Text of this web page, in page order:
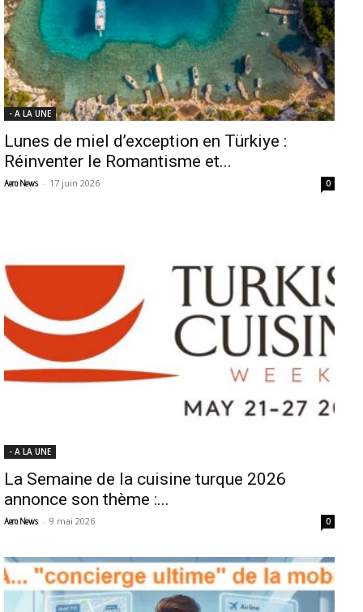
- A LA UNE
Lunes de miel d’exception en Türkiye :
Réinventer le Romantisme et...
Aero News - 17 juin 2026 0
- A LA UNE
La Semaine de la cuisine turque 2026
annonce son thème :...
Aero News - 9 mai 2026 0